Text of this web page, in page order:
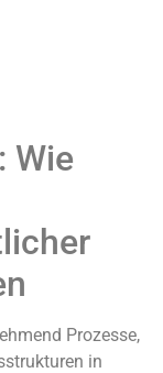
Wie
Prozesse,
in